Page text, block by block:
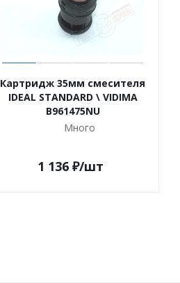
Картридж 35мм смесителя
IDEAL STANDARD \ VIDIMA
B961475NU
Много
1 136₽/шт